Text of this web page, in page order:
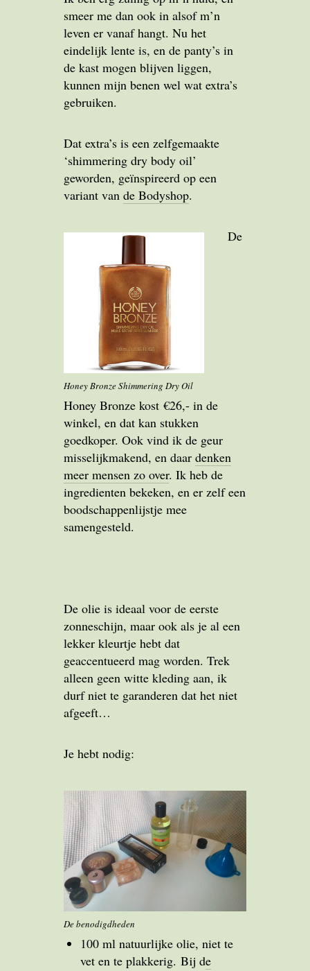
smeer me dan ook in alsof m’n
leven er vanaf hangt. Nu het
eindelijk lente is, en de panty’s in
de kast mogen blijven liggen,
kunnen mijn benen wel wat extra’s
gebruiken.
Dat extra’s is een zelfgemaakte
‘shimmering dry body oil’
geworden, geïnspireerd op een
variant van de Bodyshop.
Honey Bronze Shimmering Dry Oil
De
Honey Bronze kost €26,- in de
winkel, en dat kan stukken
goedkoper. Ook vind ik de geur
misselijkmakend, en daar denken
meer mensen zo over. Ik heb de
ingredienten bekeken, en er zelf een
boodschappenlijstje mee
samengesteld.
De olie is ideaal voor de eerste
zonneschijn, maar ook als je al een
lekker kleurtje hebt dat
geaccentueerd mag worden. Trek
alleen geen witte kleding aan, ik
durf niet te garanderen dat het niet
afgeeft…
Je hebt nodig:
De benodigdheden
100 ml natuurlijke olie, niet te
vet en te plakkerig. Bij de